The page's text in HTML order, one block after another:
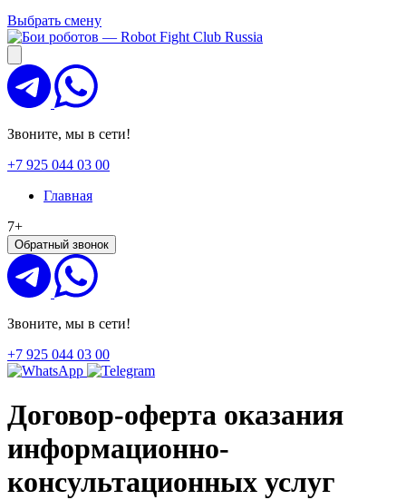
Выбрать смену
Звоните, мы в сети!
+7 925 044 03 00
Главная
7+
Обратный звонок
Звоните, мы в сети!
+7 925 044 03 00
Договор-​оферта оказания
информационно-​
консультационных услуг